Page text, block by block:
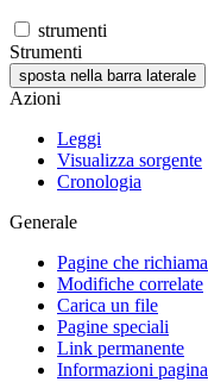
strumenti
Strumenti
sposta nella barra laterale
Azioni
Leggi
Visualizza sorgente
Cronologia
Generale
Pagine che
Modifiche correlate
Carica un file
Pagine speciali
Link permanente
Informazioni pagina